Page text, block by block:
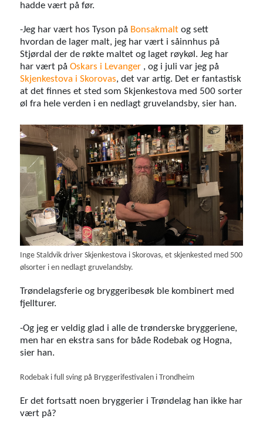
hadde vært på før.
-Jeg har vært hos Tyson på Bonsakmalt og sett
hvordan de lager malt, jeg har vært i såinnhus på
Stjørdal der de røkte maltet og laget røykøl. Jeg har
har vært påOskars i Levanger , og i juli var jeg på
Skjenkestova i Skorovas, det var artig. Det er fantastisk
at det finnes et sted som Skjenkestova med 500 sorter
øl fra hele verden i en nedlagt gruvelandsby, sier han.
Inge Staldvik driver Skjenkestova i Skorovas, et skjenkested med 500
ølsorter i en nedlagt gruvelandsby.
Trøndelagsferie og bryggeribesøk ble kombinert med
fjellturer.
-Og jeg er veldig glad i alle de trønderske bryggeriene,
men har en ekstra sans for både Rodebak og Hogna,
sier han.
Rodebak i full sving på Bryggerifestivalen i Trondheim
Er det fortsatt noen bryggerier i Trøndelag han ikke har
vært på?